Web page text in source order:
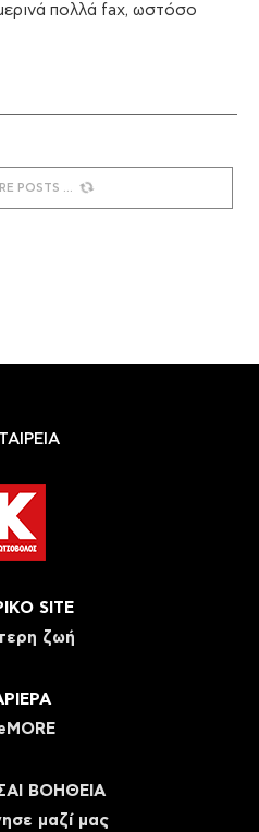
πολλά fax, ωστόσο
POSTS
SITE
ζωή
ΒΟΗΘΕΙΑ
μαζί μας